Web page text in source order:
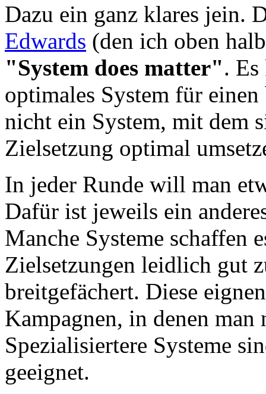
Dazu ein ganz klares jein.
Edwards (den ich oben
"System does matter".
optimales System für
nicht ein System, mit dem
Zielsetzung optimal
In jeder Runde will man
Dafür ist jeweils ein
Manche Systeme schaffen
Zielsetzungen leidlich gut
breitgefächert. Diese
Kampagnen, in denen
Spezialisiertere Systeme
geeignet.